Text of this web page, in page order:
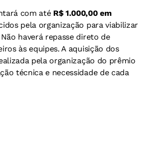
com até R$ 1.000,00 em
pela organização para viabilizar
haverá repasse direto de
às equipes. A aquisição dos
pela organização do prêmio
técnica e necessidade de cada